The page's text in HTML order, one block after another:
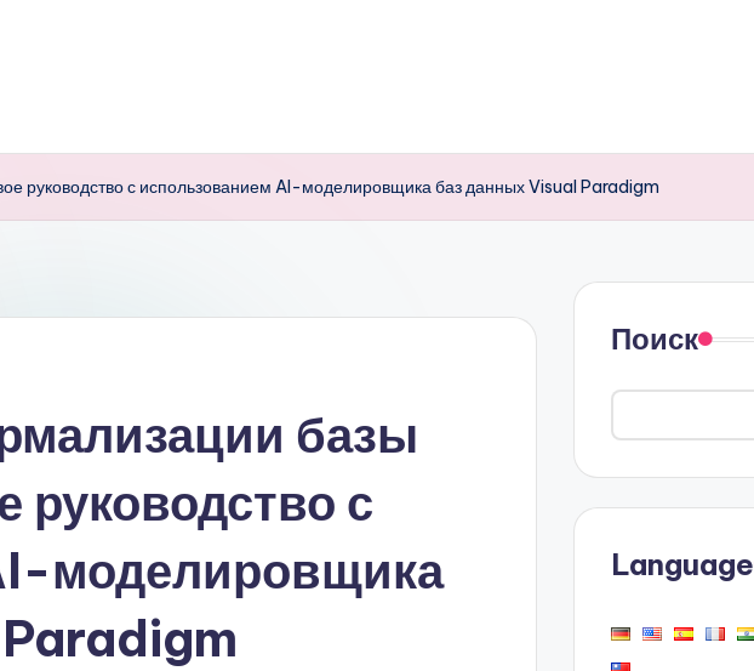
руководство с использованием AI-моделировщика баз данных Visual Paradigm
базы
руководство с
моделировщика
Поиск
Language